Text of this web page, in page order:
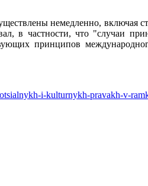
немедленно,
в частности, что "случаи
принципов
i-kulturnykh-pravakh-v-